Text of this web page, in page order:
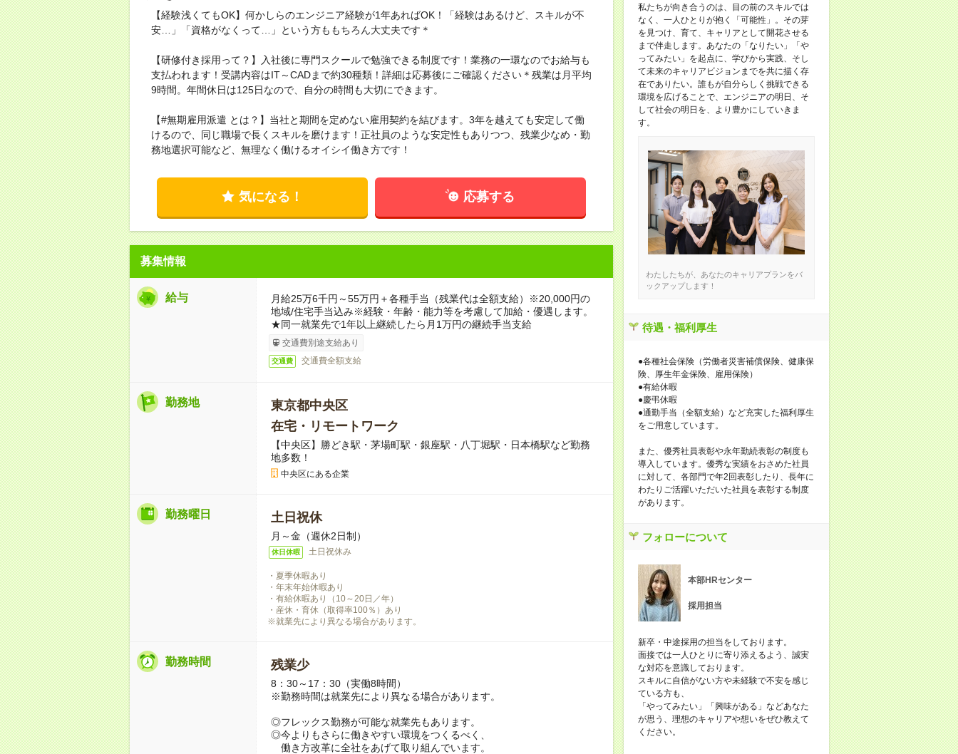
【経験浅くてもOK】何かしらのエンジニア経験が1年あればOK！「経験はあるけど、スキルが不
安…」「資格がなくって…」という方ももちろん大丈夫です＊
【研修付き採用って？】入社後に専門スクールで勉強できる制度です！業務の一環なのでお給与も
支払われます！受講内容はIT～CADまで約30種類！詳細は応募後にご確認ください＊残業は月平均
9時間。年間休日は125日なので、自分の時間も大切にできます。
【#無期雇用派遣 とは？】当社と期間を定めない雇用契約を結びます。3年を越えても安定して働
けるので、同じ職場で長くスキルを磨けます！正社員のような安定性もありつつ、残業少なめ・勤
務地選択可能など、無理なく働けるオイシイ働き方です！
気になる！ 応募する
募集情報
給与
月給25万6千円～55万円＋各種手当（残業代は全額支給）※20,000円の
地域/住宅手当込み※経験・年齢・能力等を考慮して加給・優遇します。
★同一就業先で1年以上継続したら月1万円の継続手当支給
交通費別途支給あり
交通費 交通費全額支給
勤務地
東京都中央区
在宅・リモートワーク
【中央区】勝どき駅・茅場町駅・銀座駅・八丁堀駅・日本橋駅など勤務
地多数！
中央区にある企業
勤務曜日 土日祝休
月～金（週休2日制）
休日休暇 土日祝休み
・夏季休暇あり
・年末年始休暇あり
・有給休暇あり（10～20日／年）
・産休・育休（取得率100％）あり
※就業先により異なる場合があります。
勤務時間 残業少
8：30～17：30（実働8時間）
※勤務時間は就業先により異なる場合があります。
◎フレックス勤務が可能な就業先もあります。
◎今よりもさらに働きやすい環境をつくるべく、
働き方改革に全社をあげて取り組んでいます。
私たちが向き合うのは、目の前のスキルでは
なく、一人ひとりが抱く「可能性」。その芽
を見つけ、育て、キャリアとして開花させる
まで伴走します。あなたの「なりたい」「や
ってみたい」を起点に、学びから実践、そし
て未来のキャリアビジョンまでを共に描く存
在でありたい。誰もが自分らしく挑戦できる
環境を広げることで、エンジニアの明日、そ
して社会の明日を、より豊かにしていきま
す。
わたしたちが、あなたのキャリアプランをバ
ックアップします！
待遇・福利厚生
●各種社会保険（労働者災害補償保険、健康保
険、厚生年金保険、雇用保険）
●有給休暇
●慶弔休暇
●通勤手当（全額支給）など充実した福利厚生
をご用意しています。
また、優秀社員表彰や永年勤続表彰の制度も
導入しています。優秀な実績をおさめた社員
に対して、各部門で年2回表彰したり、長年に
わたりご活躍いただいた社員を表彰する制度
があります。
フォローについて
本部HRセンター
採用担当
新卒・中途採用の担当をしております。
面接では一人ひとりに寄り添えるよう、誠実
な対応を意識しております。
スキルに自信がない方や未経験で不安を感じ
ている方も、
「やってみたい」「興味がある」などあなた
が思う、理想のキャリアや想いをぜひ教えて
ください。